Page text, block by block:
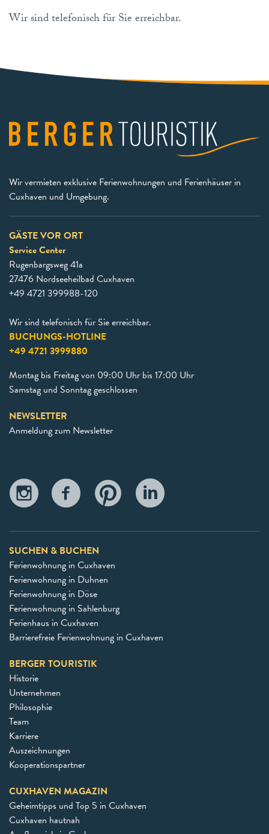
Wir sind telefonisch für Sie erreichbar.
Wir vermieten exklusive Ferienwohnungen und Ferienhäuser in
Cuxhaven und Umgebung.
GÄSTE VOR ORT
Service Center
Rugenbargsweg 41a
27476 Nordseeheilbad Cuxhaven
+49 4721 399988-120
Wir sind telefonisch für Sie erreichbar.
BUCHUNGS-HOTLINE
+49 4721 3999880
Montag bis Freitag von 09:00 Uhr bis 17:00 Uhr
Samstag und Sonntag geschlossen
NEWSLETTER
Anmeldung zum Newsletter
SUCHEN & BUCHEN
Ferienwohnung in Cuxhaven
Ferienwohnung in Duhnen
Ferienwohnung in Döse
Ferienwohnung in Sahlenburg
Ferienhaus in Cuxhaven
Barrierefreie Ferienwohnung in Cuxhaven
BERGER TOURISTIK
Historie
Unternehmen
Philosophie
Team
Karriere
Auszeichnungen
Kooperationspartner
CUXHAVEN MAGAZIN
Geheimtipps und Top 5 in Cuxhaven
Cuxhaven hautnah